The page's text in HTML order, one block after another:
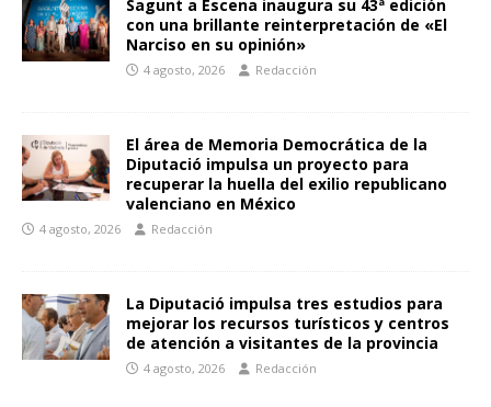
Sagunt a Escena inaugura su 43ª edición
con una brillante reinterpretación de «El
Narciso en su opinión»
4 agosto, 2026 Redacción
El área de Memoria Democrática de la
Diputació impulsa un proyecto para
recuperar la huella del exilio republicano
valenciano en México
4 agosto, 2026 Redacción
La Diputació impulsa tres estudios para
mejorar los recursos turísticos y centros
de atención a visitantes de la provincia
4 agosto, 2026 Redacción